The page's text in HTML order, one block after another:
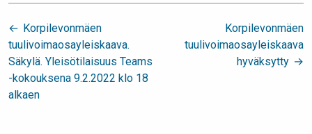
Artikkelien
selaus
Korpilevonmäen
tuulivoimaosayleiskaava.
Säkylä. Yleisötilaisuus Teams
-kokouksena 9.2.2022 klo 18
alkaen
Korpilevonmäen
tuulivoimaosayleiskaava
hyväksytty